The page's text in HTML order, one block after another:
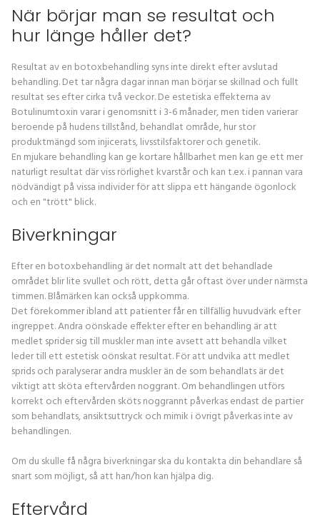
När börjar man se resultat och
hur länge håller det?
Resultat av en botoxbehandling syns inte direkt efter avslutad
behandling. Det tar några dagar innan man börjar se skillnad och fullt
resultat ses efter cirka två veckor. De estetiska effekterna av
Botulinumtoxin varar i genomsnitt i 3-6 månader, men tiden varierar
beroende på hudens tillstånd, behandlat område, hur stor
produktmängd som injicerats, livsstilsfaktorer och genetik.
En mjukare behandling kan ge kortare hållbarhet men kan ge ett mer
naturligt resultat där viss rörlighet kvarstår och kan t.ex. i pannan vara
nödvändigt på vissa individer för att slippa ett hängande ögonlock
och en "trött" blick.
Biverkningar
Efter en botoxbehandling är det normalt att det behandlade
området blir lite svullet och rött, detta går oftast över under närmsta
timmen. Blåmärken kan också uppkomma.
Det förekommer ibland att patienter får en tillfällig huvudvärk efter
ingreppet. Andra oönskade effekter efter en behandling är att
medlet sprider sig till muskler man inte avsett att behandla vilket
leder till ett estetisk oönskat resultat. För att undvika att medlet
sprids och paralyserar andra muskler än de som behandlats är det
viktigt att sköta eftervården noggrant. Om behandlingen utförs
korrekt och eftervården sköts noggrannt påverkas endast de partier
som behandlats, ansiktsuttryck och mimik i övrigt påverkas inte av
behandlingen.
Om du skulle få några biverkningar ska du kontakta din behandlare så
snart som möjligt, så att han/hon kan hjälpa dig.
Eftervård